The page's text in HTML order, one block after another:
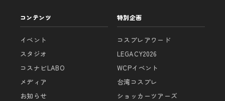
コンテンツ
イベント
スタジオ
コスナビLABO
メディア
お知らせ
特別企画
コスプレアワード
LEGACY2026
WCPイベント
台湾コスプレ
ショッカーツアーズ